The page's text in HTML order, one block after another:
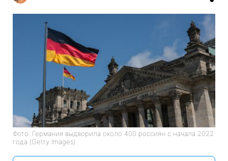
Фото: Германия выдворила около 400 россиян с начала 2022
года (Getty Images)